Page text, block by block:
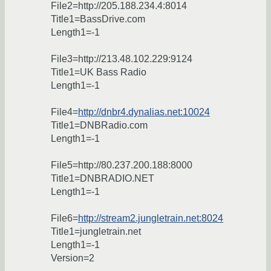
File2=http://205.188.234.4:8014
Title1=BassDrive.com
Length1=-1
File3=http://213.48.102.229:9124
Title1=UK Bass Radio
Length1=-1
File4=http://dnbr4.dynalias.net:10024
Title1=DNBRadio.com
Length1=-1
File5=http://80.237.200.188:8000
Title1=DNBRADIO.NET
Length1=-1
File6=http://stream2.jungletrain.net:8024
Title1=jungletrain.net
Length1=-1
Version=2